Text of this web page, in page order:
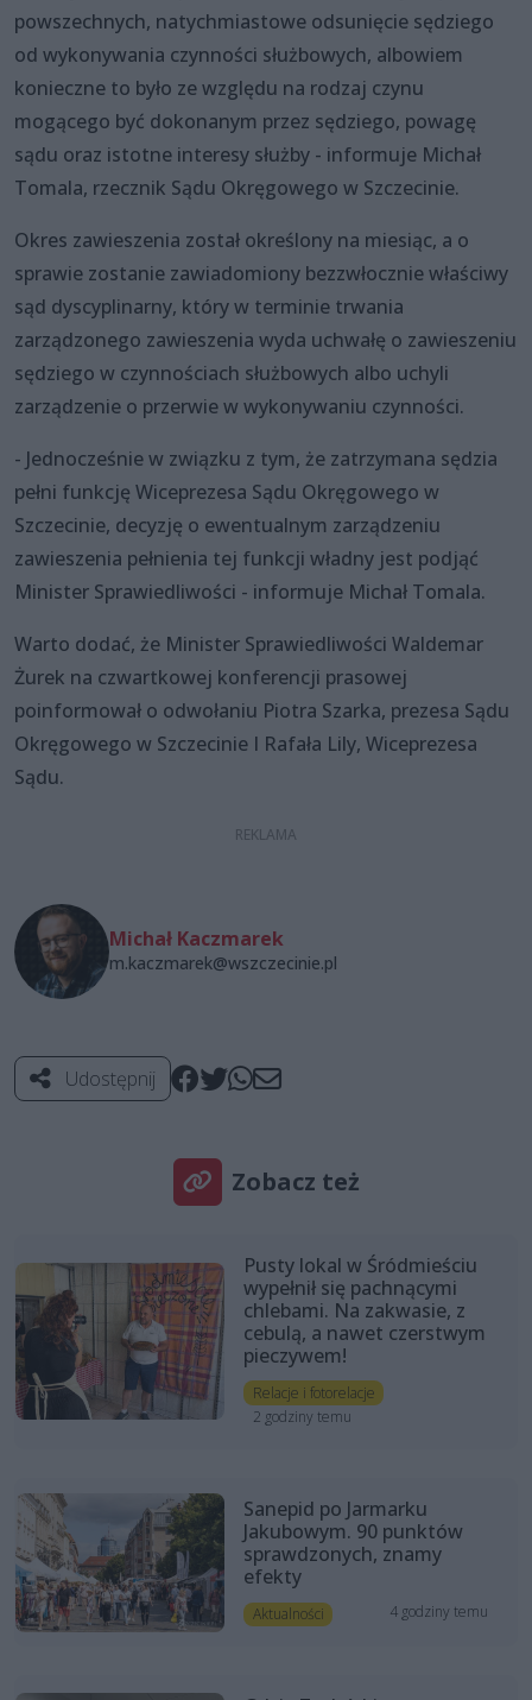
powszechnych, natychmiastowe odsunięcie sędziego
od wykonywania czynności służbowych, albowiem
konieczne to było ze względu na rodzaj czynu
mogącego być dokonanym przez sędziego, powagę
sądu oraz istotne interesy służby - informuje Michał
Tomala, rzecznik Sądu Okręgowego w Szczecinie.
Okres zawieszenia został określony na miesiąc, a o
sprawie zostanie zawiadomiony bezzwłocznie właściwy
sąd dyscyplinarny, który w terminie trwania
zarządzonego zawieszenia wyda uchwałę o zawieszeniu
sędziego w czynnościach służbowych albo uchyli
zarządzenie o przerwie w wykonywaniu czynności.
- Jednocześnie w związku z tym, że zatrzymana sędzia
pełni funkcję Wiceprezesa Sądu Okręgowego w
Szczecinie, decyzję o ewentualnym zarządzeniu
zawieszenia pełnienia tej funkcji władny jest podjąć
Minister Sprawiedliwości - informuje Michał Tomala.
Warto dodać, że Minister Sprawiedliwości Waldemar
Żurek na czwartkowej konferencji prasowej
poinformował o odwołaniu Piotra Szarka, prezesa Sądu
Okręgowego w Szczecinie I Rafała Lily, Wiceprezesa
Sądu.
Michał Kaczmarek
m.kaczmarek@wszczecinie.pl
Udostępnij
Zobacz też
Pusty lokal w Śródmieściu
wypełnił się pachnącymi
chlebami. Na zakwasie, z
cebulą, a nawet czerstwym
pieczywem!
Relacje i fotorelacje
2 godziny temu
Sanepid po Jarmarku
Jakubowym. 90 punktów
sprawdzonych, znamy
efekty
Aktualności 4 godziny temu